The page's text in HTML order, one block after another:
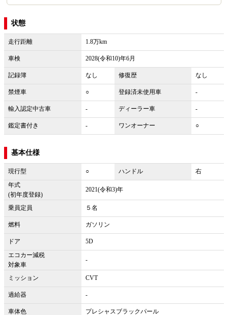
状態
走行距離 1.8万km
車検 2028(令和10)年6月
記録簿 なし 修復歴 なし
禁煙車 ○ 登録済未使用車 -
輸入認定中古車 - ディーラー車 -
鑑定書付き - ワンオーナー ○
基本仕様
現行型 ○ ハンドル
右
年式
(初年度登録)
2021(令和3)年
乗員定員 ５名
燃料 ガソリン
ドア
5D
エコカー減税
対象車
-
ミッション CVT
過給器 -
車体色 プレシャスブラックパール